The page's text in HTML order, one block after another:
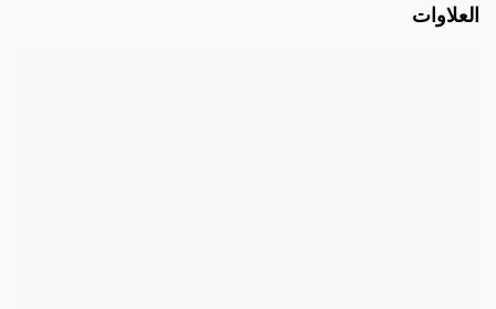
العلاوات